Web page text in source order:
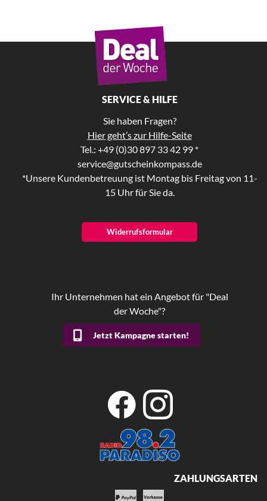
SERVICE & HILFE
Sie haben Fragen?
Hier geht’s zur Hilfe-Seite
Tel.: +49 (0)30 897 33 42 99 *
service@gutscheinkompass.de
*Unsere Kundenbetreuung ist Montag bis Freitag von 11-
15 Uhr für Sie da.
Widerrufsformular
Ihr Unternehmen hat ein Angebot für "Deal
der Woche"?
Jetzt Kampagne starten!
ZAHLUNGSARTEN